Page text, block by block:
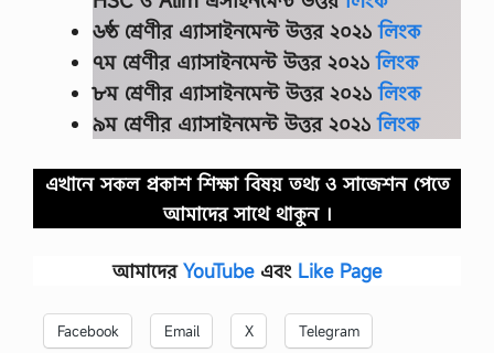
৬ষ্ঠ শ্রেণীর এ্যাসাইনমেন্ট উত্তর ২০২১লিংক
৭ম শ্রেণীর এ্যাসাইনমেন্ট উত্তর ২০২১লিংক
৮ম শ্রেণীর এ্যাসাইনমেন্ট উত্তর ২০২১লিংক
৯ম শ্রেণীর এ্যাসাইনমেন্ট উত্তর ২০২১লিংক
এখানে সকল প্রকাশ শিক্ষা বিষয় তথ্য ও সাজেশন পেতে
আমাদের সাথে থাকুন ।
আমাদেরYouTubeএবং Like Page
Facebook Email X Telegram